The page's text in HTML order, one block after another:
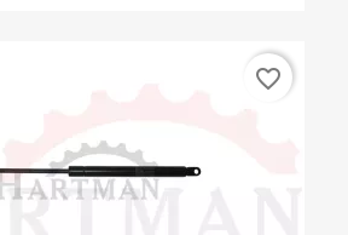
favorite_border